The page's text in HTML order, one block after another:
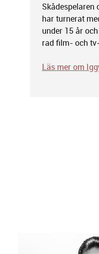
Skådespelaren
har turnerat
under 15 år
rad film- och
Läs mer om